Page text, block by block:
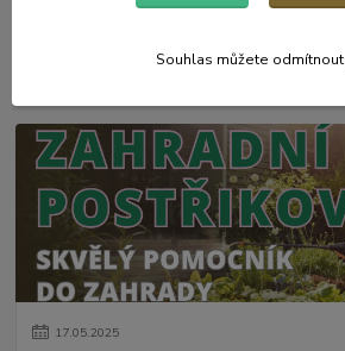
17.05.2025
Souhlas můžete odmítnout